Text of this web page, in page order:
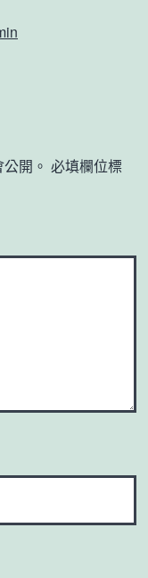
開。 必填欄位標